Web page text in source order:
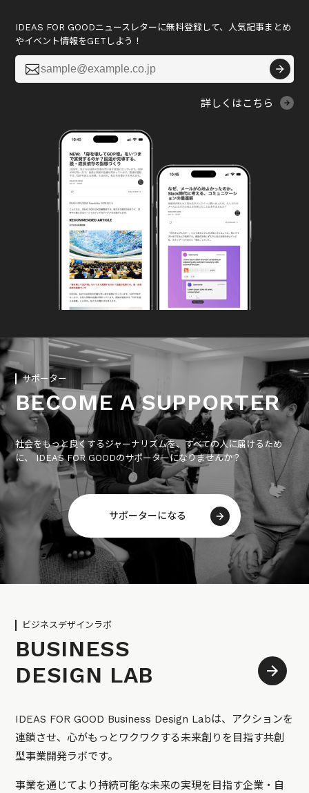
IDEAS FOR GOODニュースレターに無料登録して、人気記事まとめ
やイベント情報をGETしよう！

詳しくはこちら
サポーター
BECOME A SUPPORTER
社会をもっと良くするジャーナリズムを、すべての人に届けるため
に、 IDEAS FOR GOODのサポーターになりませんか？
サポーターになる
ビジネスデザインラボ
BUSINESS
DESIGN LAB
IDEAS FOR GOOD Business Design Labは、アクションを
連鎖させ、心がもっとワクワクする未来創りを目指す共創
型事業開発ラボです。
事業を通じてより持続可能な未来の実現を目指す企業・自